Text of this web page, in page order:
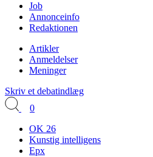
Job
Annonceinfo
Redaktionen
Artikler
Anmeldelser
Meninger
Skriv et debatindlæg
0
OK 26
Kunstig intelligens
Epx